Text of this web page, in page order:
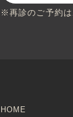
※再診のご予約は
HOME